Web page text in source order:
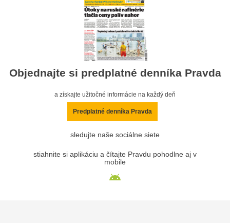
Objednajte si predplatné denníka Pravda
a získajte užitočné informácie na každý deň
Predplatné denníka Pravda
sledujte naše sociálne siete
stiahnite si aplikáciu a čítajte Pravdu pohodlne aj v
mobile